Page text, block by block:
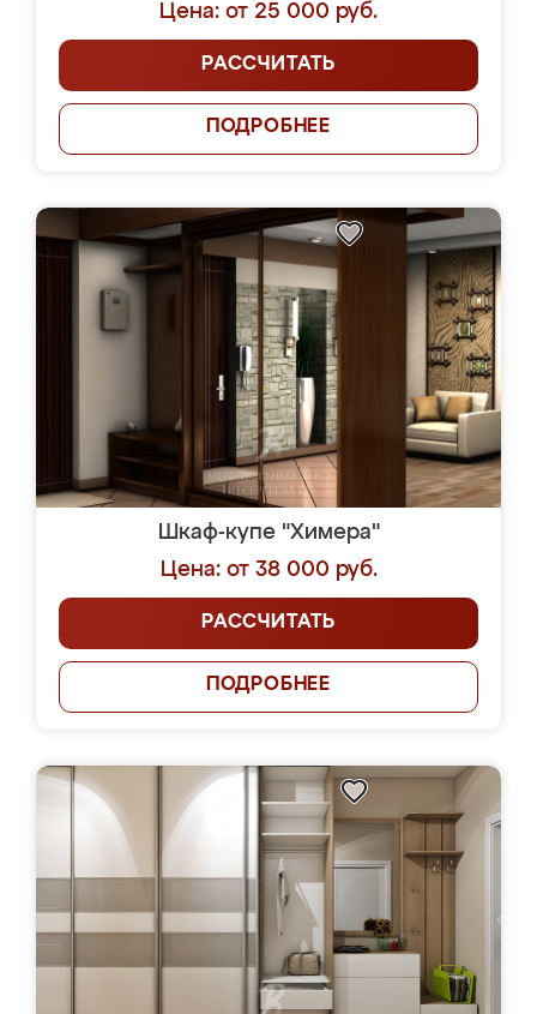
Цена: от 25 000 руб.
РАССЧИТАТЬ
ПОДРОБНЕЕ
Шкаф-купе "Химера"
Цена: от 38 000 руб.
РАССЧИТАТЬ
ПОДРОБНЕЕ